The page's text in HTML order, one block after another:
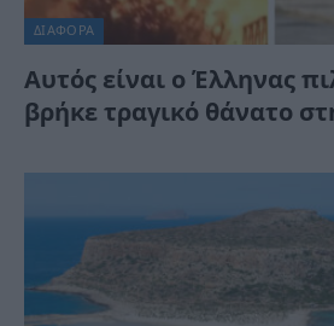
ΔΙΆΦΟΡΑ
Αυτός είναι ο Έλληνας
βρήκε τραγικό θάνατο